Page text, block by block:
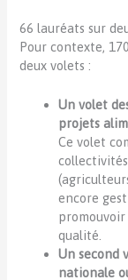
66 lauréats sur
Pour contexte,
deux volets :
Un volet
projets
Ce volet
encore
qualité.
Un second
nationale